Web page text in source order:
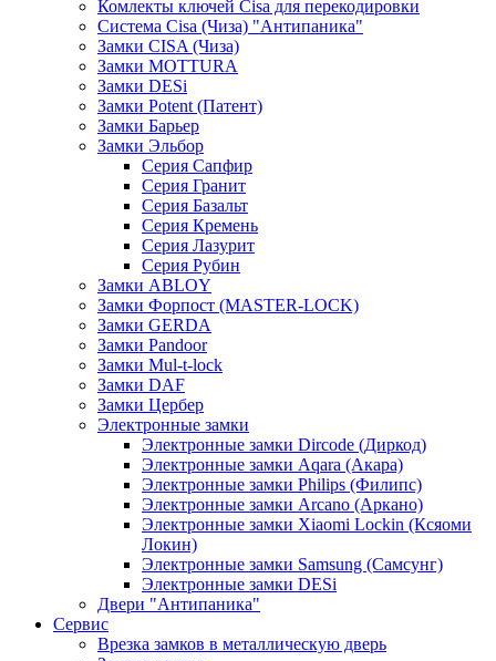
Комлекты ключей Cisa для перекодировки
Система Cisa (Чиза) "Антипаника"
Замки CISA (Чиза)
Замки MOTTURA
Замки DESi
Замки Potent (Патент)
Замки Барьер
Замки Эльбор
Серия Сапфир
Серия Гранит
Серия Базальт
Серия Кремень
Серия Лазурит
Серия Рубин
Замки ABLOY
Замки Форпост (MASTER-LOCK)
Замки GERDA
Замки Pandoor
Замки Mul-t-lock
Замки DAF
Замки Цербер
Электронные замки
Электронные замки Dircode (Диркод)
Электронные замки Aqara (Акара)
Электронные замки Philips (Филипс)
Электронные замки Arcano (Аркано)
Электронные замки Xiaomi Lockin (Ксяоми
Локин)
Электронные замки Samsung (Самсунг)
Электронные замки DESi
Двери "Антипаника"
Сервис
Врезка замков в металлическую дверь